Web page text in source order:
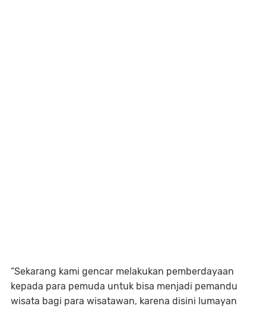
“Sekarang kami gencar melakukan pemberdayaan
kepada para pemuda untuk bisa menjadi pemandu
wisata bagi para wisatawan, karena disini lumayan